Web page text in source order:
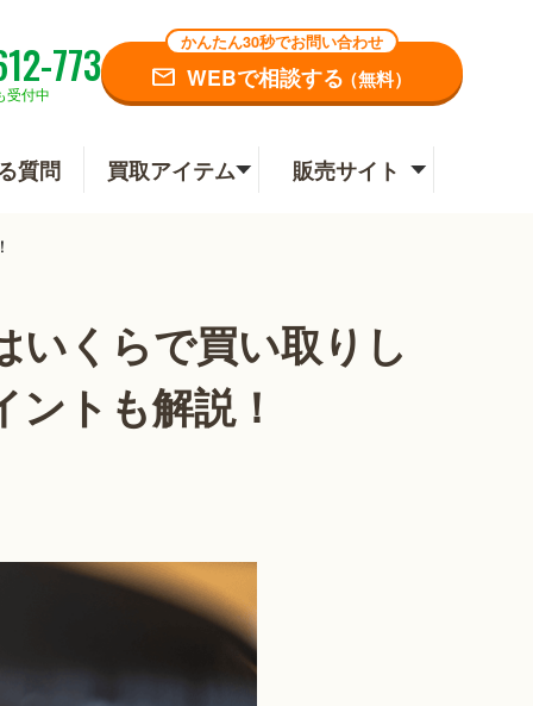
773
受付中
かんたん30秒でお問い合わせ
WEBで相談する（無料）
質問 買取アイテム 販売サイト
いくらで買い取りし
トも解説！